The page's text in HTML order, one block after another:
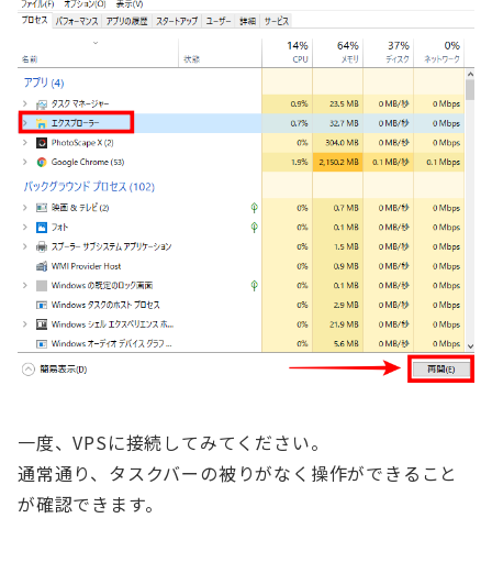
一度、VPSに接続してみてください。
通常通り、タスクバーの被りがなく操作ができること
が確認できます。